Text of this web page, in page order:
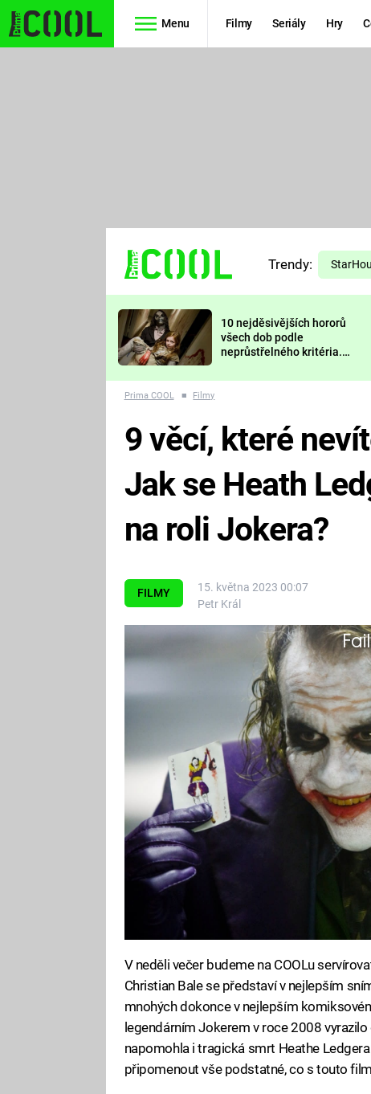
Menu Filmy Seriály Hry
TŘESKU
FUTURAMA
PREDÁTOR
Trendy:
10 nejděsivějších hororů
všech dob podle
neprůstřelného kritéria.
nejvíc zvednou tep?
Prima COOL ■ Filmy
FILMY
15. května 2023 00:07
Petr Král
9 věcí, které
Jak se Heath
na roli Jokera?
Všichni logicky předpokládali, že
začíná. Původně jsme na něj ale
V neděli večer budeme na COOLu
Christian Bale se představí v nejlepším
mnohých dokonce v nejlepším
legendárním Jokerem v roce 2008
napomohla i tragická smrt Heathe
připomenout vše podstatné, co s touto